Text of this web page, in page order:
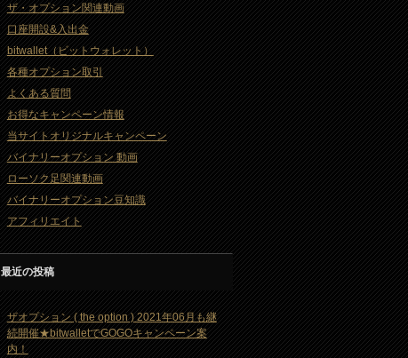
ザ・オプション関連動画
口座開設&入出金
bitwallet（ビットウォレット）
各種オプション取引
よくある質問
お得なキャンペーン情報
当サイトオリジナルキャンペーン
バイナリーオプション 動画
ローソク足関連動画
バイナリーオプション豆知識
アフィリエイト
最近の投稿
ザオプション ( the option ) 2021年06月も継
続開催★bitwalletでGOGOキャンペーン案
内！